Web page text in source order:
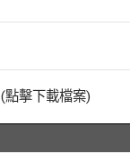
(點擊下載檔案)